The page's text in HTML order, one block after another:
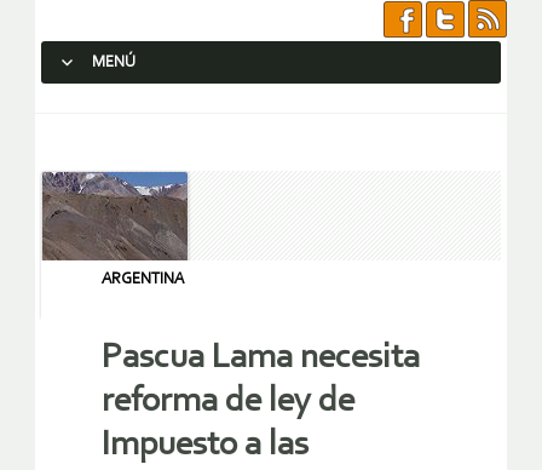
MENÚ
ARGENTINA
Pascua Lama necesita
reforma de ley de
Impuesto a las